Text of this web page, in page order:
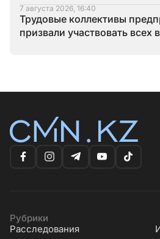
7 августа 2026, 16:40
Трудовые коллективы
призвали участвовать всех
Рубрики
Расследования